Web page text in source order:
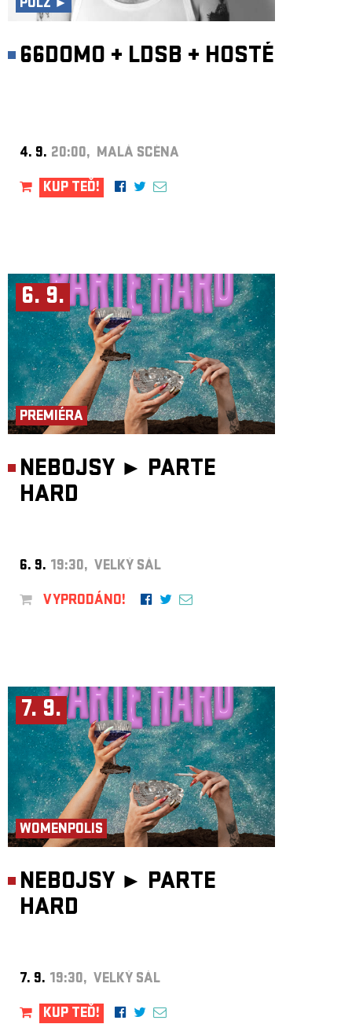
PULZ ►
66DOMO + LDSB + HOSTÉ
4. 9. 20:00, MALÁ SCÉNA
KUP TEĎ!
6. 9.
PREMIÉRA
NEBOJSY ► PARTE
HARD
6. 9. 19:30, VELKÝ SÁL
VYPRODÁNO!
7. 9.
WOMENPOLIS
NEBOJSY ► PARTE
HARD
7. 9. 19:30, VELKÝ SÁL
KUP TEĎ!